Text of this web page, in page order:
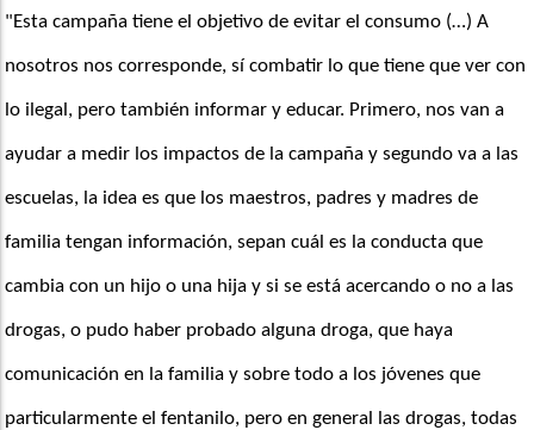
"Esta campaña tiene el objetivo de evitar el consumo (…) A
nosotros nos corresponde, sí combatir lo que tiene que ver con
lo ilegal, pero también informar y educar. Primero, nos van a
ayudar a medir los impactos de la campaña y segundo va a las
escuelas, la idea es que los maestros, padres y madres de
familia tengan información, sepan cuál es la conducta que
cambia con un hijo o una hija y si se está acercando o no a las
drogas, o pudo haber probado alguna droga, que haya
comunicación en la familia y sobre todo a los jóvenes que
particularmente el fentanilo, pero en general las drogas, todas